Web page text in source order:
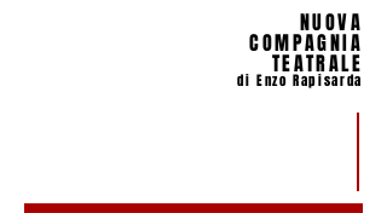
NUOVA
COMPAGNIA
TEATRALE
di Enzo Rapisarda